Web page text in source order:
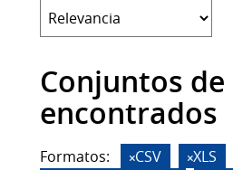
Conjuntos
encontrados
Formatos: CSV XLS